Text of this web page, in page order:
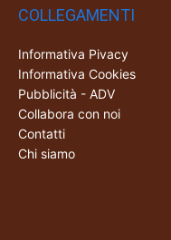
COLLEGAMENTI
Informativa Pivacy
Informativa Cookies
Pubblicità - ADV
Collabora con noi
Contatti
Chi siamo